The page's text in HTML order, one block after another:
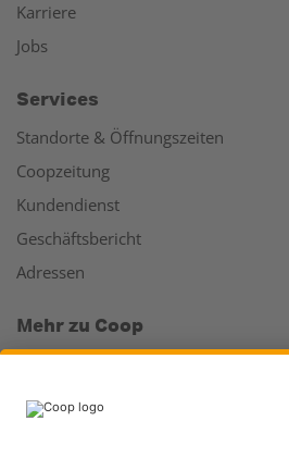
Karriere
Jobs
Services
Standorte & Öffnungszeiten
Coopzeitung
Kundendienst
Geschäftsbericht
Adressen
Mehr zu Coop
Läden & Services